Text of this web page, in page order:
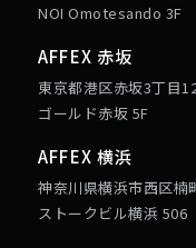
NOI Omotesando 3F
AFFEX 赤坂
東京都港区赤坂3丁目
ゴールド赤坂 5F
AFFEX 横浜
神奈川県横浜市西区楠
ストークビル横浜 506